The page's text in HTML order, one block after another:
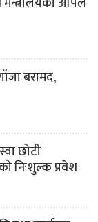
बरामद,
छोटी
निःशुल्क प्रवेश